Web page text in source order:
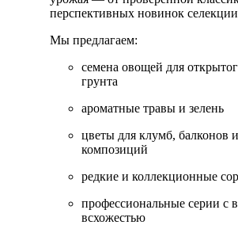
перспективных новинок
Мы предлагаем:
семена овощей для
грунта
ароматные травы и зелень
цветы для клумб, балконов
композиций
редкие и коллекционные
профессиональные серии с
всхожестью